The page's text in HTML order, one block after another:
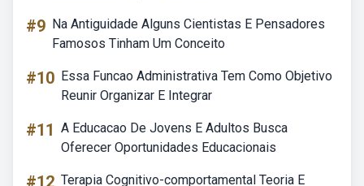
#9 Na Antiguidade Alguns Cientistas E Pensadores
Famosos Tinham Um Conceito
#10 Essa Funcao Administrativa Tem Como Objetivo
Reunir Organizar E Integrar
#11 A Educacao De Jovens E Adultos Busca
Oferecer Oportunidades Educacionais
#12 Terapia Cognitivo-comportamental Teoria E